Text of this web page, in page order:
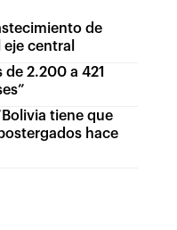
de
central
de 2.200 a 421
tiene que
hace